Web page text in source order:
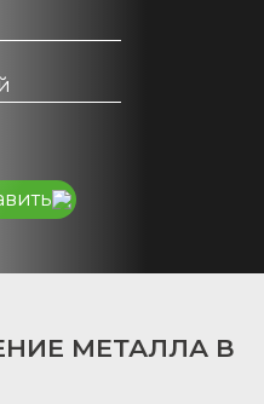
МЕТАЛЛА В